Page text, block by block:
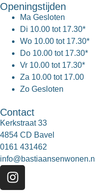
Openingstijden
Ma Gesloten
Di 10.00 tot 17.30*
Wo 10.00 tot 17.30*
Do 10.00 tot 17.30*
Vr 10.00 tot 17.30*
Za 10.00 tot 17.00
Zo Gesloten
Contact
Kerkstraat 33
4854 CD Bavel
0161 431462
info@bastiaansenwonen.nl